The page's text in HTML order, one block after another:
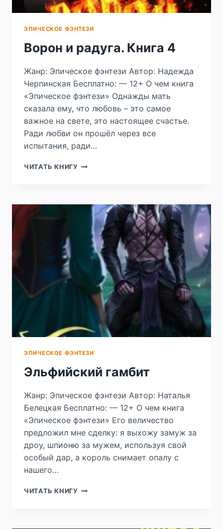
ЭПИЧЕСКОЕ ФЭНТЕЗИ
Ворон и радуга. Книга 4
Жанр: Эпическое фэнтези Автор: Надежда
Черпинская Бесплатно: — 12+ О чем книга
«Эпическое фэнтези» Однажды мать
сказала ему, что любовь – это самое
важное на свете, это настоящее счастье.
Ради любви он прошёл через все
испытания, ради…
ЧИТАТЬ КНИГУ ВОРОН
4
ЭПИЧЕСКОЕ ФЭНТЕЗИ
Эльфийский гамбит
Жанр: Эпическое фэнтези Автор: Наталья
Белецкая Бесплатно: — 12+ О чем книга
«Эпическое фэнтези» Его величество
предложил мне сделку: я выхожу замуж за
дроу, шпионю за мужем, используя свой
особый дар, а король снимает опалу с
нашего…
ЧИТАТЬ КНИГУ ЭЛЬФИЙСКИЙ